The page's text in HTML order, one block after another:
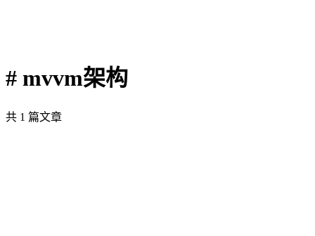
# mvvm架构
共 1 篇文章